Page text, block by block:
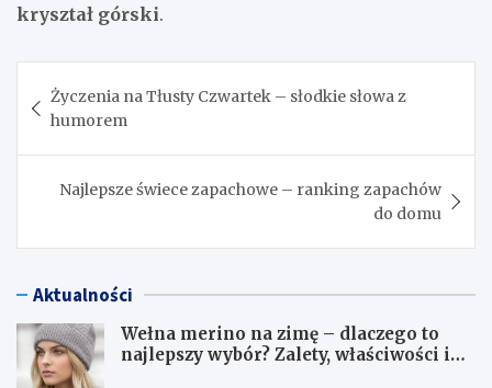
kryształ górski.
Nawigacja
wpisu
Życzenia na Tłusty Czwartek – słodkie słowa z
humorem
Najlepsze świece zapachowe – ranking zapachów
do domu
Aktualności
Wełna merino na zimę – dlaczego to
najlepszy wybór? Zalety, właściwości i